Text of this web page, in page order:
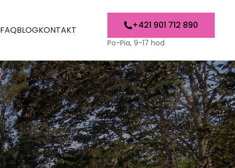
FAQBLOGKONTAKT +421 901 712 890
Po-Pia, 9-17 hod